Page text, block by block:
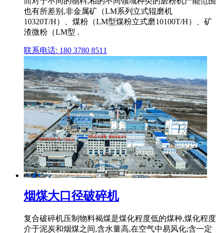
也有所差别,非金属矿（LM系列立式辊磨机
10320T/H）、煤粉（LM型煤粉立式磨10100T/H）、矿
渣微粉（LM型 .
联系电话: 180 3780 8511
烟煤大口径破碎机
复合破碎机压制物料褐煤是煤化程度低的煤种,煤化程度
介于泥炭和烟煤之间,含水量高,在空气中易风化;含一定